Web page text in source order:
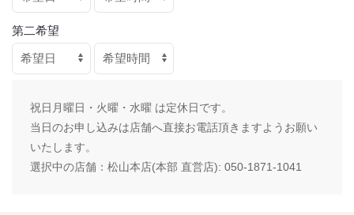
第二希望
祝日月曜日・火曜・水曜 は定休日です。
当日のお申し込みは店舗へ直接お電話頂きますようお願い
いたします。
選択中の店舗： 松山本店(本部 直営店): 050-1871-1041